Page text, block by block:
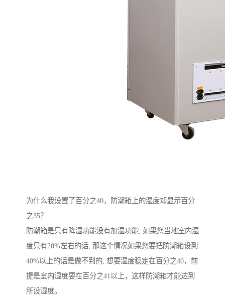
为什么我设置了百分之40，防潮箱上的湿度却显示百分
之35？
防潮箱是只有降湿功能没有加湿功能, 如果您当地室内湿
度只有20%左右的话, 那这个情况如果您要把防潮箱设到
40%以上的话是做不到的, 想要湿度稳定在百分之40，前
提是室内湿度要在百分之41以上，这样防潮箱才能达到
所设湿度。